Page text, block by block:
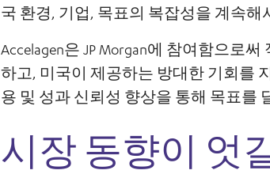
국 환경, 기업, 목표의 복잡성을 계속
Accelagen은 JP Morgan에 참여함으로
하고, 미국이 제공하는 방대한 기회를
용 및 성과 신뢰성 향상을 통해 목표를
시장 동향이 엇